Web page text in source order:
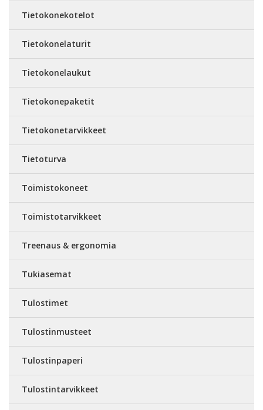
Tietokonekotelot
Tietokonelaturit
Tietokonelaukut
Tietokonepaketit
Tietokonetarvikkeet
Tietoturva
Toimistokoneet
Toimistotarvikkeet
Treenaus & ergonomia
Tukiasemat
Tulostimet
Tulostinmusteet
Tulostinpaperi
Tulostintarvikkeet